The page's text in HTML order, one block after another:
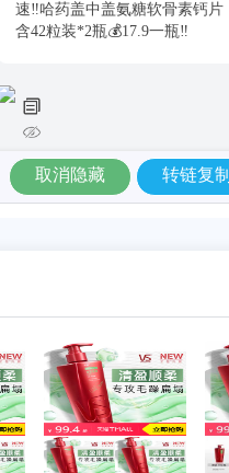
速‼️哈药盖中盖氨糖软骨素钙片
含42粒装*2瓶💰17.9一瓶‼️
荬荬荬‼️富铁软糖/哈药钙片💪🏻
速‼️卡诗洗发水白金组合装
含80ml*3瓶💰25.9一瓶‼️
取消隐藏 转链复制